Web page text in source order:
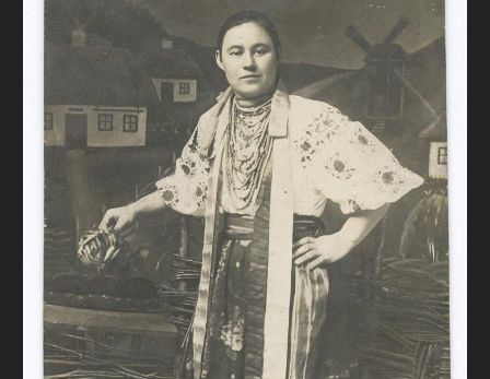
ОНЛАЙН-КРАМНИЦЯ